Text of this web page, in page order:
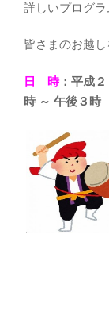
詳しいプログラ
皆さまのお越し
日 時：平成
時 ～ 午後３時